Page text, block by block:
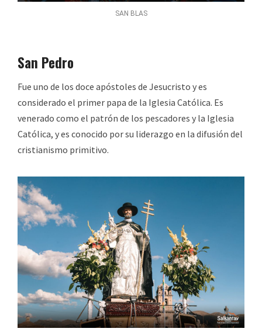
SAN BLAS
San Pedro
Fue uno de los doce apóstoles de Jesucristo y es
considerado el primer papa de la Iglesia Católica. Es
venerado como el patrón de los pescadores y la Iglesia
Católica, y es conocido por su liderazgo en la difusión del
cristianismo primitivo.